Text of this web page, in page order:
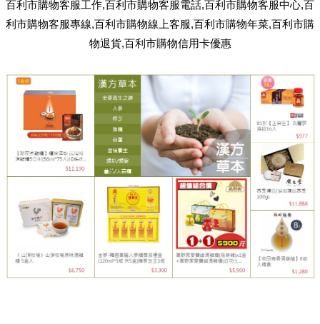
百利市購物客服工作,百利市購物客服電話,百利市購物客服中心,百
利市購物客服專線,百利市購物線上客服,百利市購物年菜,百利市購
物退貨,百利市購物信用卡優惠